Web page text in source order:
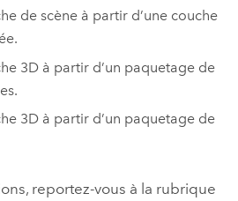
de scène à partir d’une couche
3D à partir d’un paquetage de
3D à partir d’un paquetage de
reportez-vous à la rubrique